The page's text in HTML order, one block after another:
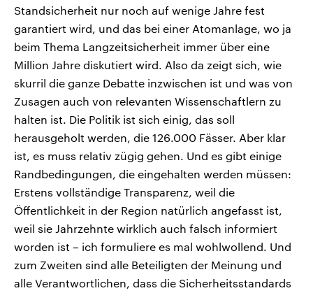
Standsicherheit nur noch auf wenige Jahre fest
garantiert wird, und das bei einer Atomanlage, wo ja
beim Thema Langzeitsicherheit immer über eine
Million Jahre diskutiert wird. Also da zeigt sich, wie
skurril die ganze Debatte inzwischen ist und was von
Zusagen auch von relevanten Wissenschaftlern zu
halten ist. Die Politik ist sich einig, das soll
herausgeholt werden, die 126.000 Fässer. Aber klar
ist, es muss relativ zügig gehen. Und es gibt einige
Randbedingungen, die eingehalten werden müssen:
Erstens vollständige Transparenz, weil die
Öffentlichkeit in der Region natürlich angefasst ist,
weil sie Jahrzehnte wirklich auch falsch informiert
worden ist – ich formuliere es mal wohlwollend. Und
zum Zweiten sind alle Beteiligten der Meinung und
alle Verantwortlichen, dass die Sicherheitsstandards